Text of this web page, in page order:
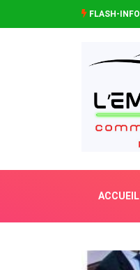
FLASH-INFO
ACCUEIL